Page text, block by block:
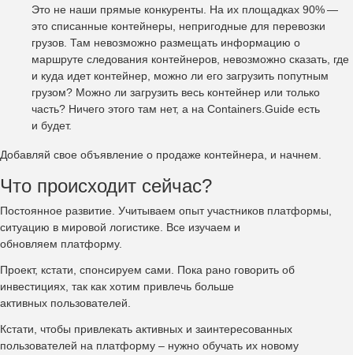
Это не наши прямые конкуренты. На их площадках 90% —
это списанные контейнеры, непригодные для перевозки
грузов. Там невозможно размещать информацию о
маршруте следования контейнеров, невозможно сказать, где
и куда идет контейнер, можно ли его загрузить попутным
грузом? Можно ли загрузить весь контейнер или только
часть? Ничего этого там нет, а на Containers.Guide есть
и будет.
Добавляй свое объявление о продаже контейнера, и начнем.
Что происходит сейчас?
Постоянное развитие. Учитываем опыт участников платформы,
ситуацию в мировой логистике. Все изучаем и
обновляем платформу.
Проект, кстати, спонсируем сами. Пока рано говорить об
инвестициях, так как хотим привлечь больше
активных пользователей.
Кстати, чтобы привлекать активных и заинтересованных
пользователей на платформу – нужно обучать их новому